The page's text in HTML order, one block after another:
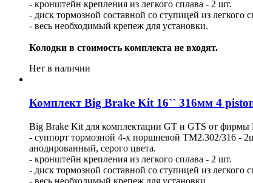
- кронштейн крепления из легкого сплава - 2 шт.
- диск тормозной составной со ступицей из
- весь необходимый крепеж для установки.
Колодки в стоимость комплекта не входят.
Нет в наличии
Комплект Big Brake Kit 16`` 316мм 4
Big Brake Kit для комплектации GT и GTS от фирмы
- суппорт тормозной 4-х поршневой ТМ2.302/316 -
анодированный, серого цвета.
- кронштейн крепления из легкого сплава - 2 шт.
- диск тормозной составной со ступицей из
- весь необходимый крепеж для установки.